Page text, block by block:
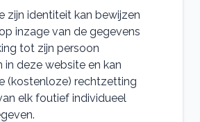
zijn identiteit kan bewijzen
inzage van de gegevens
tot zijn persoon
in deze website en kan
(kostenloze) rechtzetting
elk foutief individueel